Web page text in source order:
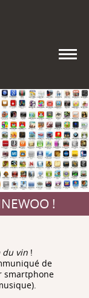
!
du vin !
de
smartphone